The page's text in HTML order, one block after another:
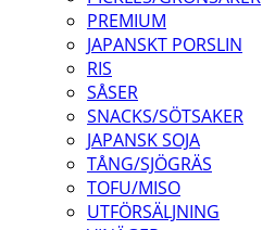
PREMIUM
JAPANSKT PORSLIN
RIS
SÅSER
SNACKS/SÖTSAKER
JAPANSK SOJA
TÅNG/SJÖGRÄS
TOFU/MISO
UTFÖRSÄLJNING